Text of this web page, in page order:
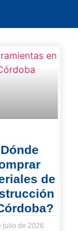
de
julio de 2026